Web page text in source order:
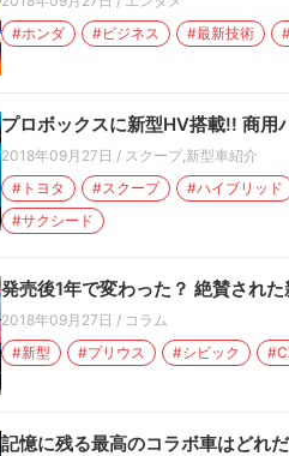
#ホンダ
#ビジネス #最新技術
プロボックスに新型HV搭載!! 商用
2018年09月27日 / スクープ,新型車紹介
#トヨタ
#スクープ #ハイブリッド
#サクシード
発売後1年で変わった？ 絶賛された
2018年09月27日 / コラム
#新型
#プリウス #シビック
記憶に残る最高のコラボ車はどれ